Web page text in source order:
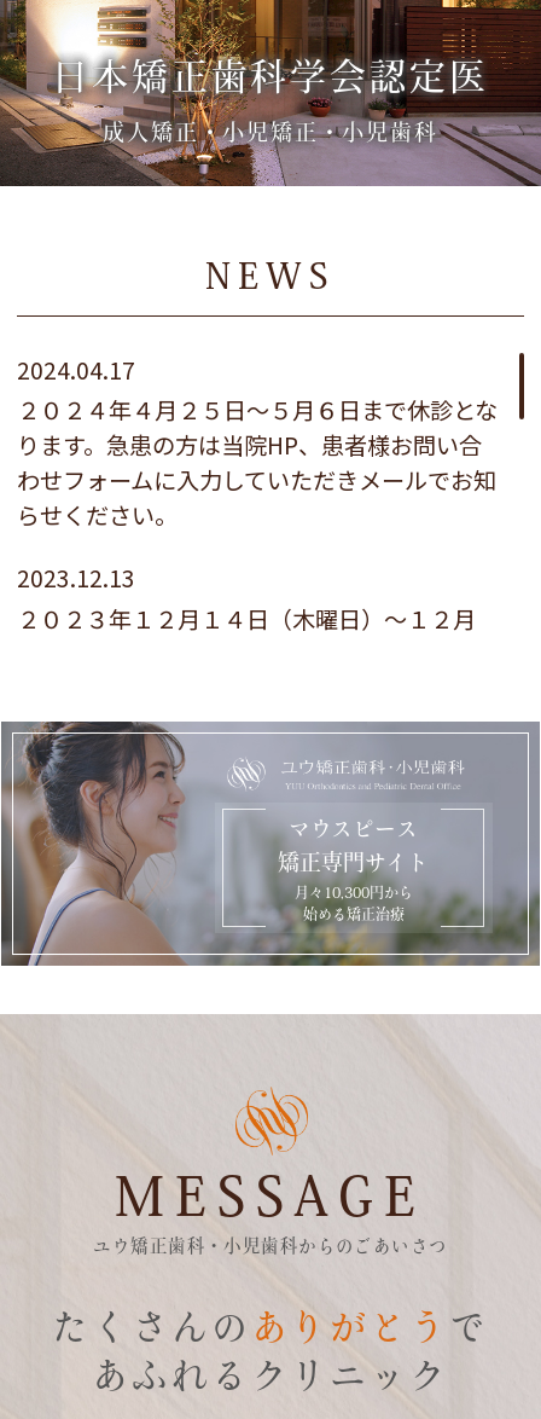
日本矯正歯科学会認定医
成人矯正・小児矯正・小児歯科
NEWS
2024.04.17
２０２４年４月２５日～５月６日まで休診とな
ります。急患の方は当院HP、患者様お問い合
わせフォームに入力していただきメールでお知
らせください。
2023.12.13
２０２３年１２月１４日（木曜日）～１２月
の方は当院HP、「患者様お問い合わせ」フォ
ームからお問い合わせください。
2023.11.14
２０２３年１１月の休診日の御知ら
せです。学会・講演会・講習会などにより休
診が多くなる時期です。ご了承ください。
１１月１５日（水）終日休診、１６日（木）
終日休診、１７日（金）午前中休診、１８日
０日（月）終日休診、２３日（木）終日休
診、２４日（金）午後休診、２５日（土）終
日休診、２６日（日）終日休診、３０日
（木）終日休診
2023.10.31
（金）学会参加の為休診となります。
2023.09.04
マウスピース
矯正専門サイト
月々 10,300円 から
始める矯正治療
MESSAGE
ユウ矯正歯科・小児歯科からのごあいさつ
たくさんの ありがとう で
あふれるクリニック